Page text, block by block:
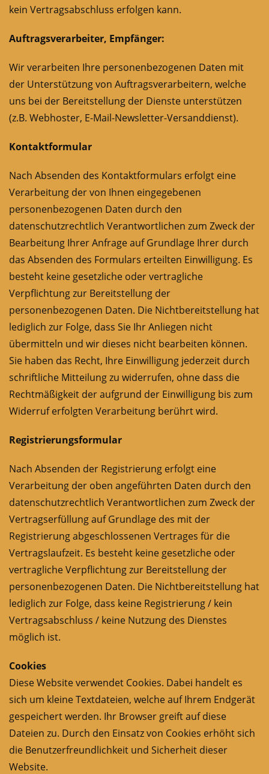
kein Vertragsabschluss erfolgen kann.
Auftragsverarbeiter, Empfänger:
Wir verarbeiten Ihre personenbezogenen Daten mit
der Unterstützung von Auftragsverarbeitern, welche
uns bei der Bereitstellung der Dienste unterstützen
(z.B. Webhoster, E-Mail-Newsletter-Versanddienst).
Kontaktformular
Nach Absenden des Kontaktformulars erfolgt eine
Verarbeitung der von Ihnen eingegebenen
personenbezogenen Daten durch den
datenschutzrechtlich Verantwortlichen zum Zweck der
Bearbeitung Ihrer Anfrage auf Grundlage Ihrer durch
das Absenden des Formulars erteilten Einwilligung. Es
besteht keine gesetzliche oder vertragliche
Verpflichtung zur Bereitstellung der
personenbezogenen Daten. Die Nichtbereitstellung hat
lediglich zur Folge, dass Sie Ihr Anliegen nicht
übermitteln und wir dieses nicht bearbeiten können.
Sie haben das Recht, Ihre Einwilligung jederzeit durch
schriftliche Mitteilung zu widerrufen, ohne dass die
Rechtmäßigkeit der aufgrund der Einwilligung bis zum
Widerruf erfolgten Verarbeitung berührt wird.
Registrierungsformular
Nach Absenden der Registrierung erfolgt eine
Verarbeitung der oben angeführten Daten durch den
datenschutzrechtlich Verantwortlichen zum Zweck der
Vertragserfüllung auf Grundlage des mit der
Registrierung abgeschlossenen Vertrages für die
Vertragslaufzeit. Es besteht keine gesetzliche oder
vertragliche Verpflichtung zur Bereitstellung der
personenbezogenen Daten. Die Nichtbereitstellung hat
lediglich zur Folge, dass keine Registrierung / kein
Vertragsabschluss / keine Nutzung des Dienstes
möglich ist.
Cookies
Diese Website verwendet Cookies. Dabei handelt es
sich um kleine Textdateien, welche auf Ihrem Endgerät
gespeichert werden. Ihr Browser greift auf diese
Dateien zu. Durch den Einsatz von Cookies erhöht sich
die Benutzerfreundlichkeit und Sicherheit dieser
Website.